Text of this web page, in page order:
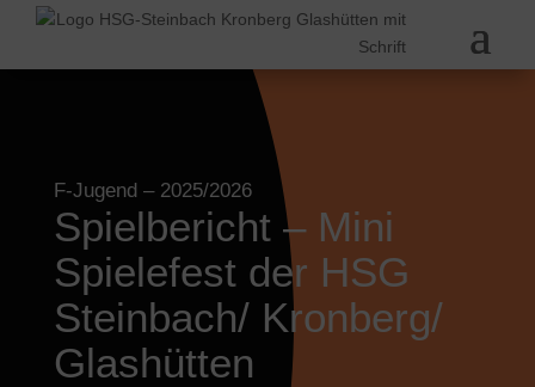
F-Jugend– 2025/2026
Spielbericht – Mini
Spielefest der HSG
Steinbach/ Kronberg/
Glashütten